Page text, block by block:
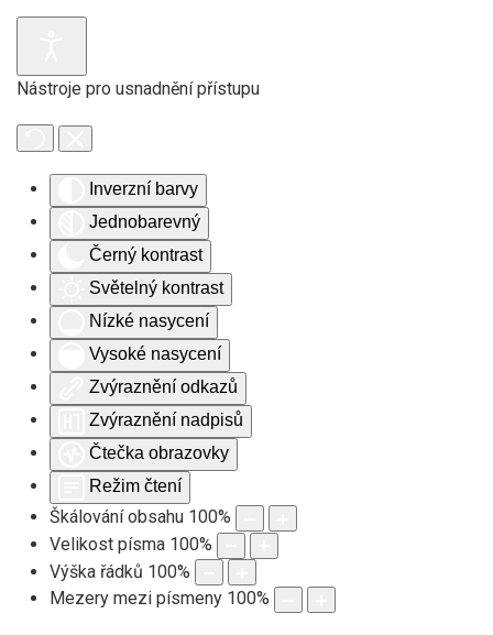
Nástroje pro usnadnění přístupu
Inverzní barvy
Jednobarevný
Černý kontrast
Světelný kontrast
Nízké nasycení
Vysoké nasycení
Zvýraznění odkazů
Zvýraznění nadpisů
Čtečka obrazovky
Režim čtení
Škálování obsahu 100%
Velikost písma 100%
Výška řádků 100%
Mezery mezi písmeny 100%